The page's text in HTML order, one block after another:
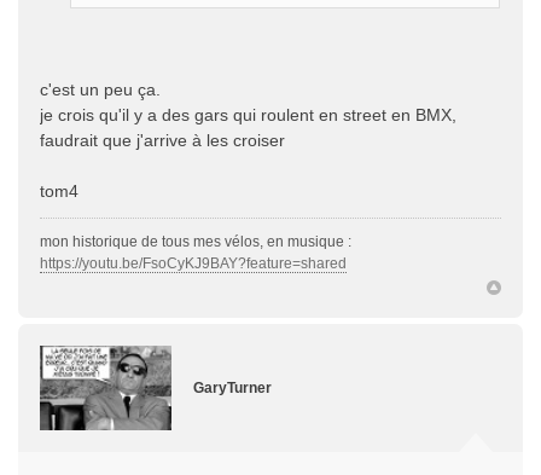
c'est un peu ça.
je crois qu'il y a des gars qui roulent en street en BMX,
faudrait que j'arrive à les croiser
tom4
mon historique de tous mes vélos, en musique :
https://youtu.be/FsoCyKJ9BAY?feature=shared
GaryTurner